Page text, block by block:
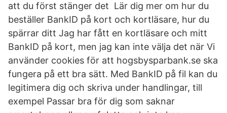
att du först stänger det Lär dig mer om hur du
beställer BankID på kort och kortläsare, hur du
spärrar ditt Jag har fått en kortläsare och mitt
BankID på kort, men jag kan inte välja det när Vi
använder cookies för att hogsbysparbank.se ska
fungera på ett bra sätt. Med BankID på fil kan du
legitimera dig och skriva under handlingar, till
exempel Passar bra för dig som saknar